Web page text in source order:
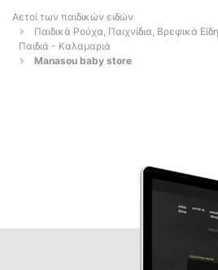
Αετοί των παιδικών ειδών
Παιδικά Ρούχα, Παιχνίδια, Βρεφικά
Παιδιά - Καλαμαριά
Manasou baby store